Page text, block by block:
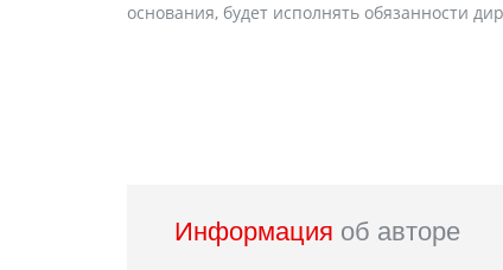
основания, будет исполнять обязанности
Информация об авторе